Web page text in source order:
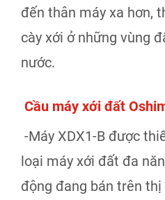
đến thân máy xa hơn,
cày xới ở những vùng
nước.
Cầu máy xới đất
-Máy XDX1-B được
loại máy xới đất đa
động đang bán trên